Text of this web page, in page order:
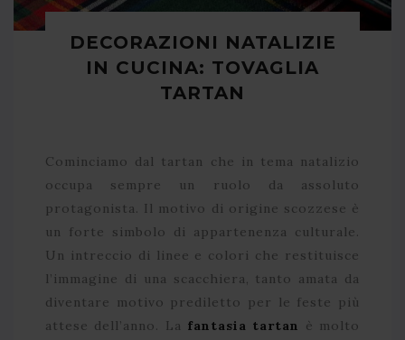
DECORAZIONI NATALIZIE
IN CUCINA: TOVAGLIA
TARTAN
Cominciamo dal tartan che in tema natalizio
occupa sempre un ruolo da assoluto
protagonista. Il motivo di origine scozzese è
un forte simbolo di appartenenza culturale.
Un intreccio di linee e colori che restituisce
l’immagine di una scacchiera, tanto amata da
diventare motivo prediletto per le feste più
attese dell’anno. La fantasia tartan è molto